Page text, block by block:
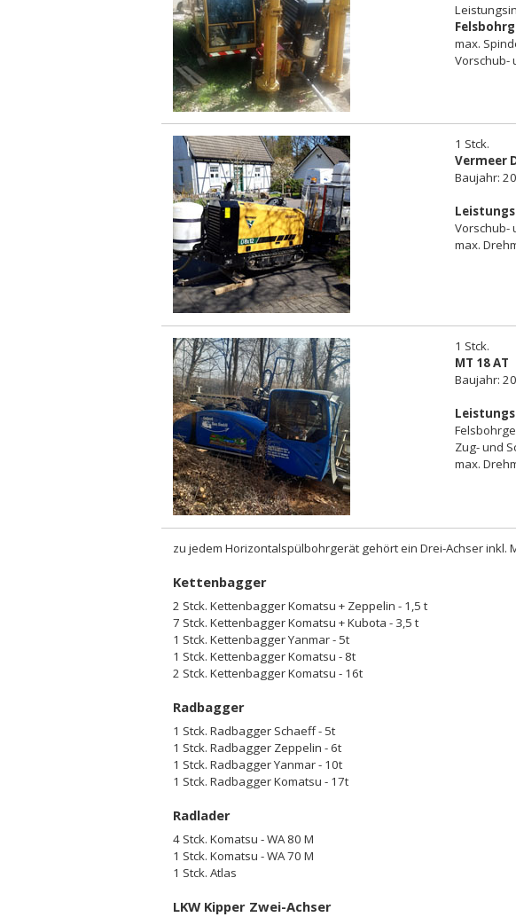
max.
Vorschub-
1 Stck.
Vermeer
Baujahr:
Vorschub-
max.
1 Stck.
MT 18 AT
Baujahr:
Zug- und
max.
zu jedem Horizontalspülbohrgerät gehört ein Drei-Achser inkl.
Kettenbagger
2 Stck. Kettenbagger Komatsu + Zeppelin - 1,5 t
7 Stck. Kettenbagger Komatsu + Kubota - 3,5 t
1 Stck. Kettenbagger Yanmar - 5t
1 Stck. Kettenbagger Komatsu - 8t
2 Stck. Kettenbagger Komatsu - 16t
Radbagger
1 Stck. Radbagger Schaeff - 5t
1 Stck. Radbagger Zeppelin - 6t
1 Stck. Radbagger Yanmar - 10t
1 Stck. Radbagger Komatsu - 17t
Radlader
4 Stck. Komatsu - WA 80 M
1 Stck. Komatsu - WA 70 M
1 Stck. Atlas
LKW Kipper Zwei-Achser